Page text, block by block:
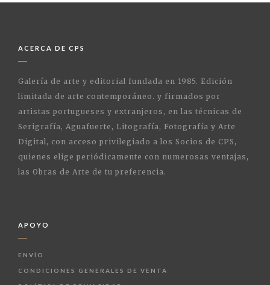
ACERCA DE CPS
Galería de arte y editorial fundada en 1985. Edición
limitada de arte contemporáneo. y firmados por
artistas portugueses y extranjeros, en las técnicas de
Serigrafía, Aguafuerte, Litografía, Fotografía y Arte
Digital, con acceso privilegiado a los Socios de CPS,
quienes elige periódicamente con numerosas ventajas,
las Obras de Arte de tu preferencia.
APOYO
ENVÍO
CONDICIONES GENERALES DE VENTA